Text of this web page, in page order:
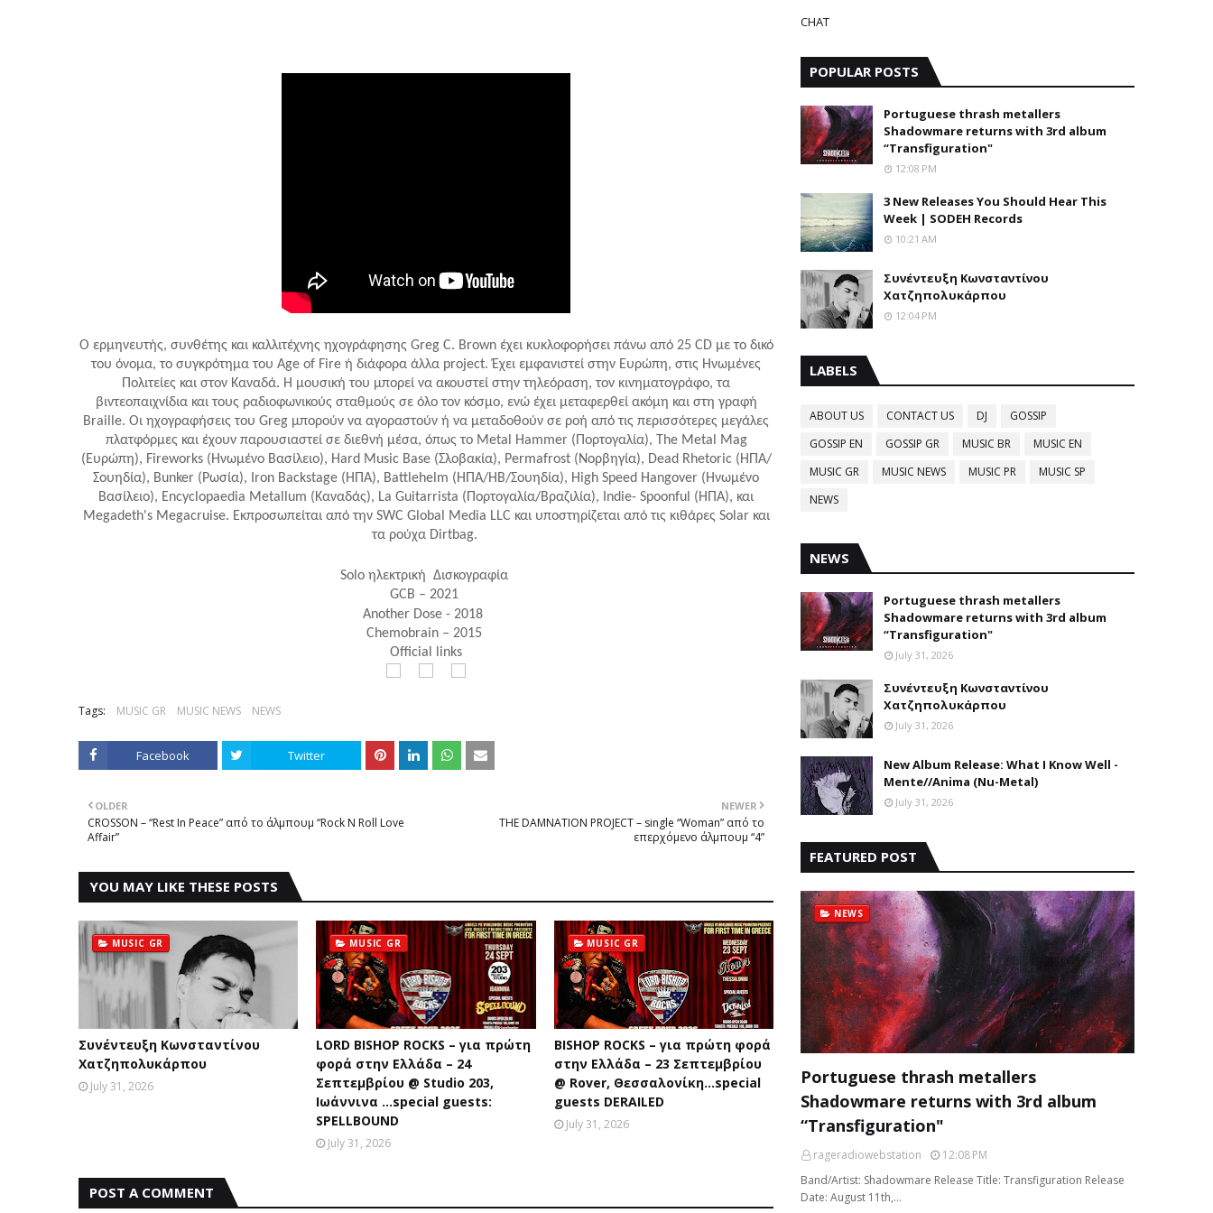
Ο ερμηνευτής, συνθέτης και καλλιτέχνης ηχογράφησης Greg C. Brown έχει κυκλοφορήσει πάνω από 25 CD με το δικό
του όνομα, το συγκρότημα του Age of Fire ή διάφορα άλλα project. Έχει εμφανιστεί στην Ευρώπη, στις Ηνωμένες
Πολιτείες και στον Καναδά. Η μουσική του μπορεί να ακουστεί στην τηλεόραση, τον κινηματογράφο, τα
βιντεοπαιχνίδια και τους ραδιοφωνικούς σταθμούς σε όλο τον κόσμο, ενώ έχει μεταφερθεί ακόμη και στη γραφή
Braille. Οι ηχογραφήσεις του Greg μπορούν να αγοραστούν ή να μεταδοθούν σε ροή από τις περισσότερες μεγάλες
πλατφόρμες και έχουν παρουσιαστεί σε διεθνή μέσα, όπως το Metal Hammer (Πορτογαλία), The Metal Mag
(Ευρώπη), Fireworks (Ηνωμένο Βασίλειο), Hard Music Base (Σλοβακία), Permafrost (Νορβηγία), Dead Rhetoric(ΗΠΑ/
Σουηδία), Bunker (Ρωσία), Iron Backstage (ΗΠΑ), Battlehelm (ΗΠΑ/ΗΒ/Σουηδία), High Speed Hangover (Ηνωμένο
Βασίλειο), Encyclopaedia Metallum (Καναδάς), La Guitarrista (Πορτογαλία/Βραζιλία), Indie- Spoonful (ΗΠΑ), και
Megadeth's Megacruise. Εκπροσωπείται από την SWC Global Media LLC και υποστηρίζεται από τις κιθάρες Solar και
τα ρούχα Dirtbag.
Solo ηλεκτρική Δισκογραφία
GCB – 2021
Another Dose - 2018
Chemobrain – 2015
Official links
Tags: MUSIC GR MUSIC NEWS NEWS
Facebook Twitter
NEWER
THE DAMNATION PROJECT – single “Woman” από το
επερχόμενο άλμπουμ “4”
OLDER
CROSSON – “Rest In Peace” από το άλμπουμ “Rock N Roll Love
Affair”
YOU MAY LIKE THESE POSTS
MUSIC GR
Συνέντευξη Κωνσταντίνου
Χατζηπολυκάρπου
July 31, 2026
MUSIC GR
LORD BISHOP ROCKS – για πρώτη
φορά στην Ελλάδα – 24
Σεπτεμβρίου @ Studio 203,
Ιωάννινα …special guests:
SPELLBOUND
July 31, 2026
MUSIC GR
BISHOP ROCKS – για πρώτη φορά
στην Ελλάδα – 23 Σεπτεμβρίου
@ Rover, Θεσσαλονίκη...special
guests DERAILED
July 31, 2026
POST A COMMENT
CHAT
POPULAR POSTS
Portuguese thrash metallers
Shadowmare returns with 3rd album
“Transfiguration"
12:08 PM
3 New Releases You Should Hear This
Week | SODEH Records
10:21 AM
Συνέντευξη Κωνσταντίνου
Χατζηπολυκάρπου
12:04 PM
LABELS
ABOUT US CONTACT US DJ
GOSSIP
GOSSIP EN
GOSSIP GR MUSIC BR
MUSIC EN
MUSIC GR
MUSIC NEWS MUSIC PR
MUSIC SP
NEWS
NEWS
Portuguese thrash metallers
Shadowmare returns with 3rd album
“Transfiguration"
July 31, 2026
Συνέντευξη Κωνσταντίνου
Χατζηπολυκάρπου
July 31, 2026
New Album Release: What I Know Well -
Mente//Anima (Nu-Metal)
July 31, 2026
FEATURED POST
NEWS
Portuguese thrash metallers
Shadowmare returns with 3rd album
“Transfiguration"
rageradiowebstation
12:08 PM
Band/Artist: Shadowmare Release Title: Transfiguration Release
Date: August 11th,…